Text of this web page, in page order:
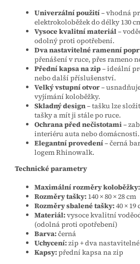
Univerzální použití– vhodná
elektrokoloběžek do délky 130
Vysoce kvalitní materiál–
odolný proti opotřebení.
Dva nastavitelné ramenní
přenášení v ruce, přes rameno
Přední kapsa na zip– ideální
nebo další příslušenství.
Velký vstupní otvor–
vyjímání koloběžky.
Skladný design– tašku lze
tašky a mít ji stále po ruce.
Ochrana před nečistotami–
interiéru auta nebo domácnosti.
Elegantní provedení– černá
logem Rhinowalk.
Technické parametry
Maximální rozměry koloběžky:
Rozměry tašky: 140 × 80 × 28 cm
Rozměry sbalené tašky:40 ×
Materiál:vysoce kvalitní
(odolná proti opotřebení)
Barva:černá
Uchycení:zip + dva
Kapsy:přední kapsa na zip